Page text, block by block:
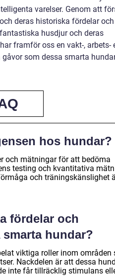
varelser. Genom att
deras historiska fördelar och
husdjur och deras
framför oss en vakt-, arbets-
som dessa smarta
hos hundar?
och mätningar för att bedöma
testing och kvantitativa
och träningskänslighet
fördelar och
hundar?
viktiga roller inom områden
Nackdelen är att dessa
inte får tillräcklig stimulans